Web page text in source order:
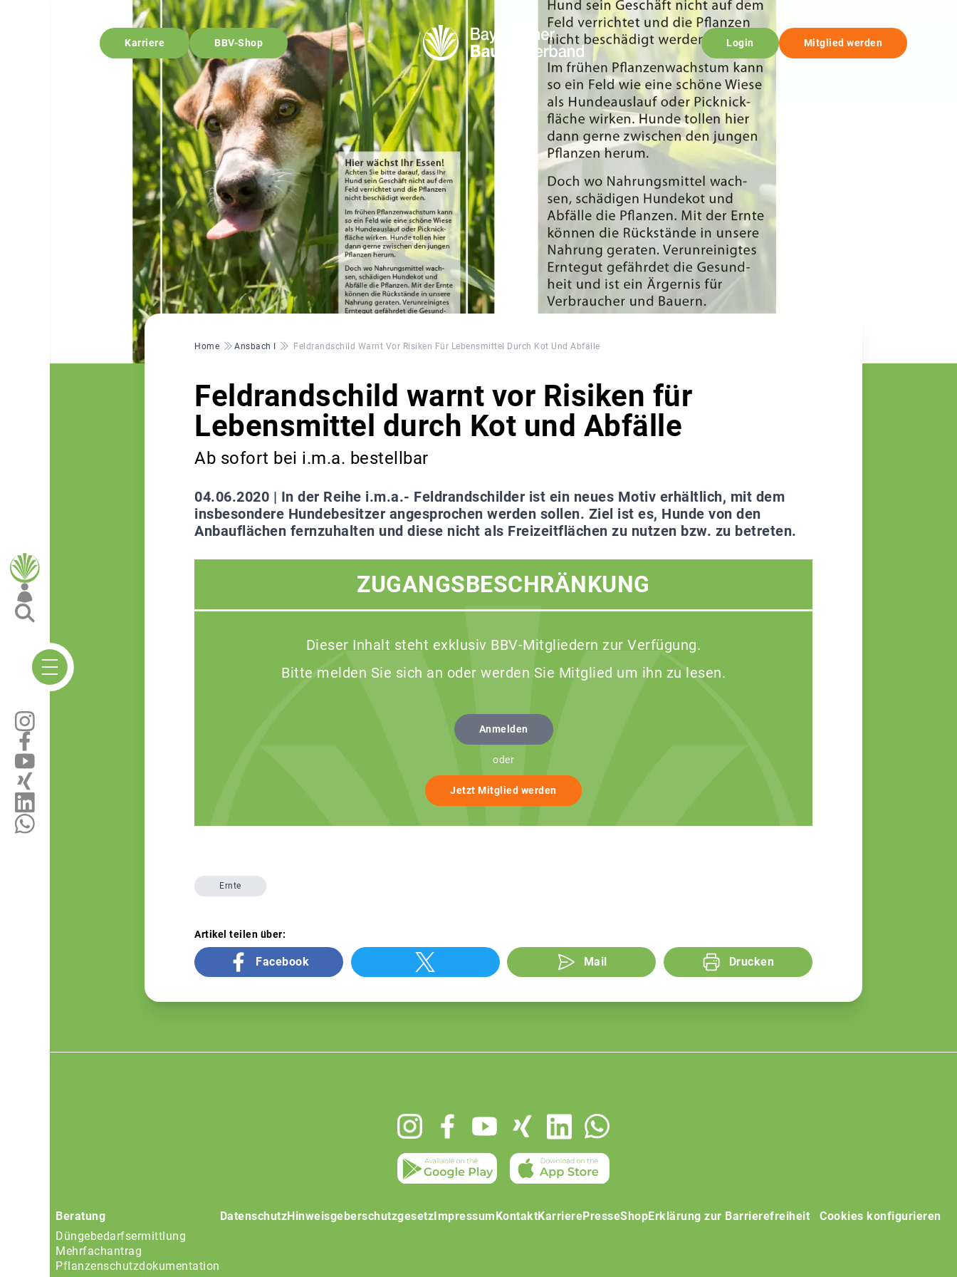
Karriere BBV-Shop Login Mitglied werden
Pfadnavigation
Home Ansbach I Feldrandschild Warnt Vor Risiken Für Lebensmittel Durch Kot Und Abfälle
Feldrandschild warnt vor Risiken für
Lebensmittel durch Kot und Abfälle
Ab sofort bei i.m.a. bestellbar
04.06.2020 | In der Reihe i.m.a.- Feldrandschilder ist ein neues Motiv erhältlich, mit dem
insbesondere Hundebesitzer angesprochen werden sollen. Ziel ist es, Hunde von den
Anbauflächen fernzuhalten und diese nicht als Freizeitflächen zu nutzen bzw. zu betreten.
ZUGANGSBESCHRÄNKUNG
Dieser Inhalt steht exklusiv BBV-Mitgliedern zur Verfügung.
Bitte melden Sie sich an oder werden Sie Mitglied um ihn zu lesen.
Anmelden
oder
Jetzt Mitglied werden
Ernte
Artikel teilen über:
Facebook Mail Drucken
Beratung
Düngebedarfsermittlung
Mehrfachantrag
Pflanzenschutzdokumentation
DatenschutzHinweisgeberschutzgesetzImpressumKontaktKarrierePresseShopErklärung zur Barrierefreiheit Cookies konfigurieren